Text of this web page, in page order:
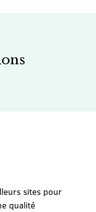
sites pour
qualité